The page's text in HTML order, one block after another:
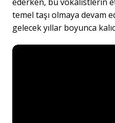
temel taşı olmaya devam
gelecek yıllar boyunca